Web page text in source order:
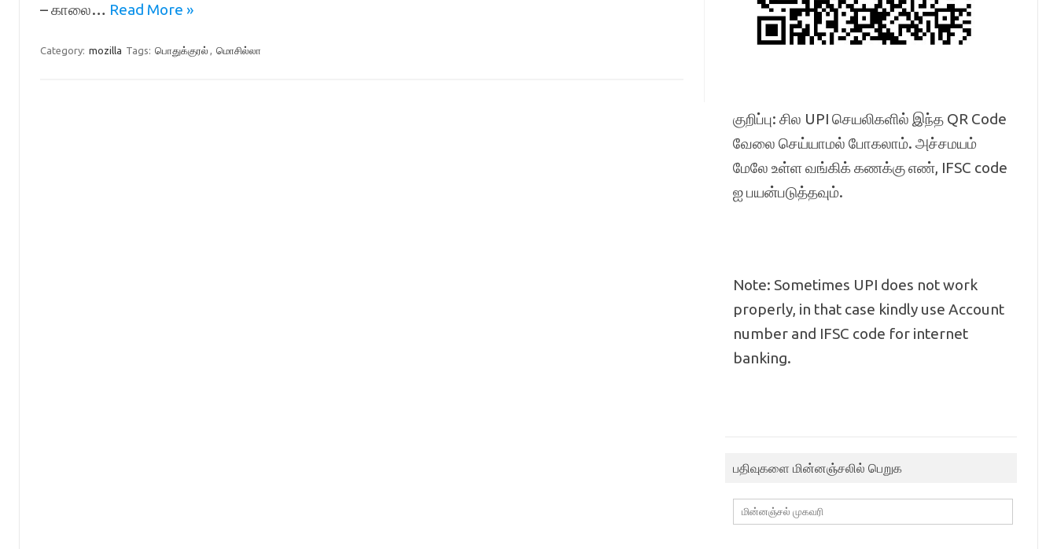
– காலை… Read More »
Category: mozilla Tags: பொதுக்குரல் , மொசில்லா
குறிப்பு: சில UPI செயலிகளில் இந்த QR Code
வேலை செய்யாமல் போகலாம். அச்சமயம்
மேலே உள்ள வங்கிக் கணக்கு எண், IFSC code
ஐ பயன்படுத்தவும்.
Note: Sometimes UPI does not work
properly, in that case kindly use Account
number and IFSC code for internet
banking.
பதிவுகளை மின்னஞ்சலில் பெறுக
மின்னஞ்சல்
முகவரி